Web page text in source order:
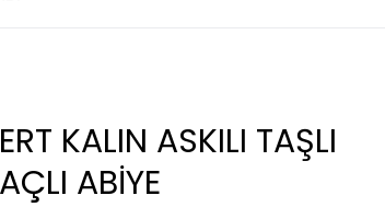
KALIN ASKILI TAŞLI
ABİYE